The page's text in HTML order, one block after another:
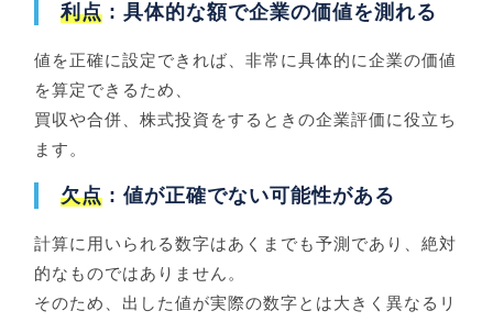
利点 : 具体的な額で企業の価値を測れる
値を正確に設定できれば、非常に具体的に企業の価値
を算定できるため、
買収や合併、株式投資をするときの企業評価に役立ち
ます。
欠点 : 値が正確でない可能性がある
計算に用いられる数字はあくまでも予測であり、絶対
的なものではありません。
そのため、出した値が実際の数字とは大きく異なるリ